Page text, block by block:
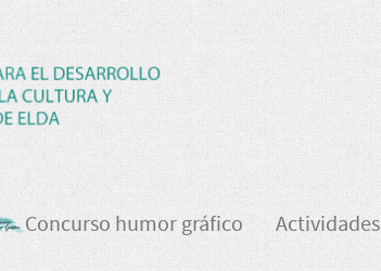
Concurso humor gráfico Actividades